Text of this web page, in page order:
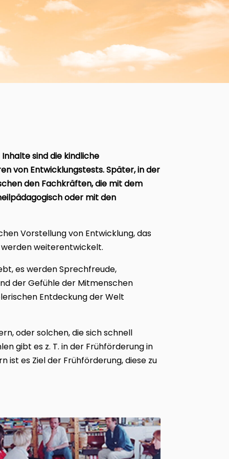
sind die kindliche
von Entwicklungstests. Später, in der
den Fachkräften, die mit dem
oder mit den
Vorstellung von Entwicklung, das
weiterentwickelt.
es werden Sprechfreude,
der Gefühle der Mitmenschen
Entdeckung der Welt
oder solchen, die sich schnell
gibt es z. T. in der Frühförderung in
ist es Ziel der Frühförderung, diese zu